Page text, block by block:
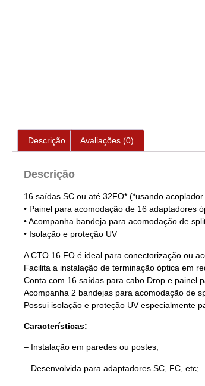
Descrição Avaliações (0)
Descrição
16 saídas SC ou até 32FO* (*usando
• Painel para acomodação de 16 adaptadores
• Acompanha bandeja para acomodação de
• Isolação e proteção UV
A CTO 16 FO é ideal para conectorização ou
Facilita a instalação de terminação óptica em
Conta com 16 saídas para cabo Drop e painel
Acompanha 2 bandejas para acomodação de
Possui isolação e proteção UV especialmente
Características:
– Instalação em paredes ou postes;
– Desenvolvida para adaptadores SC, FC, etc;